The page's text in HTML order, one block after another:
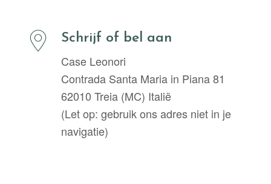
Schrijf of bel aan
Case Leonori
Contrada Santa Maria in Piana 81
62010 Treia (MC) Italië
(Let op: gebruik ons adres niet in je
navigatie)